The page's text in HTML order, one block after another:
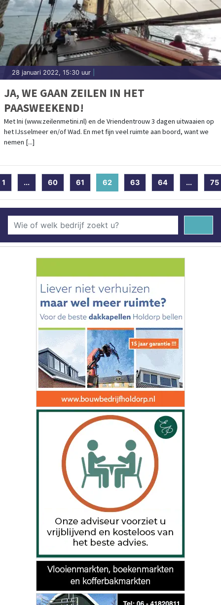
28 januari 2022, 15:30 uur
JA, WE GAAN ZEILEN IN HET
PAASWEEKEND!
Met Ini (www.zeilenmetini.nl) en de Vriendentrouw 3 dagen uitwaaien op
het IJsselmeer en/of Wad. En met fijn veel ruimte aan boord, want we
nemen [...]
1 ... 60 61 62 (current)
63 64 ... 75